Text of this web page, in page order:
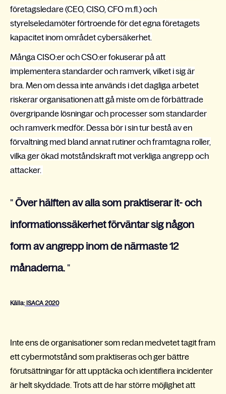
företagsledare (CEO, CISO, CFO m.fl.) och
styrelseledamöter förtroende för det egna företagets
kapacitet inom området cybersäkerhet.
Många CISO:er och CSO:er fokuserar på att
implementera standarder och ramverk, vilket i sig är
bra. Men om dessa inte används i det dagliga arbetet
riskerar organisationen att gå miste om de förbättrade
övergripande lösningar och processer som standarder
och ramverk medför. Dessa bör i sin tur bestå av en
förvaltning med bland annat rutiner och framtagna roller,
vilka ger ökad motståndskraft mot verkliga angrepp och
attacker.
"Över hälften av alla som praktiserar it- och
informationssäkerhet förväntar sig någon
form av angrepp inom de närmaste 12
månaderna."
Källa:ISACA 2020
Inte ens de organisationer som redan medvetet tagit fram
ett cybermotstånd som praktiseras och ger bättre
förutsättningar för att upptäcka och identifiera incidenter
är helt skyddade. Trots att de har större möjlighet att